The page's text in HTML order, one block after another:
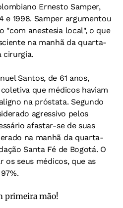
Ernesto Samper,
e 1998. Samper argumentou
"com anestesia local", o que
na manhã da quarta-
cirurgia.
Santos, de 61 anos,
que médicos haviam
na próstata. Segundo
agressivo pelos
afastar-se de suas
na manhã da quarta-
Santa Fé de Bogotá. O
os seus médicos, que as
primeira mão!